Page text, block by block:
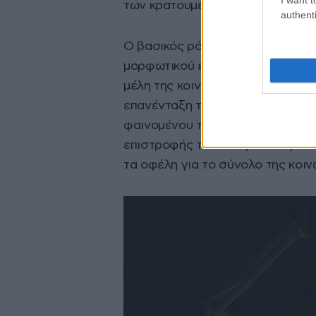
των κρατουμένων
Ο βασικός ρόλος των σχολείων
μορφωτικού επιπέδου, το οποίο
μέλη της κοινωνίας και την ίδια
επανένταξη του κρατουμένου.
φαινομένου της
επιστροφής του
τα οφέλη για το σύνολο της